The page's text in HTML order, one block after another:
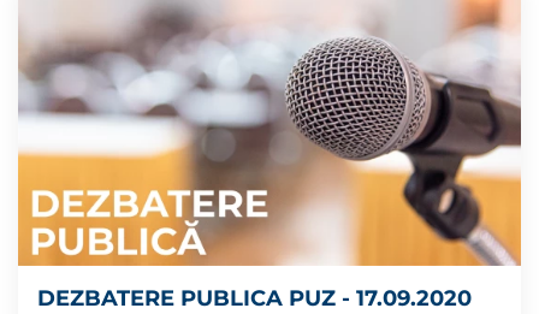
DEZBATERE PUBLICA PUZ - 17.09.2020